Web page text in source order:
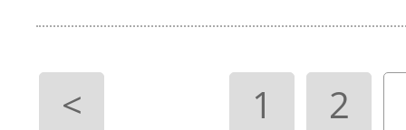
< 1 2